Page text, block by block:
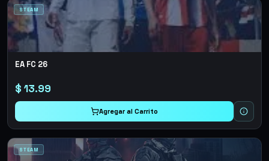
STEAM
EA FC 26
$ 13.99
Agregar al Carrito
STEAM